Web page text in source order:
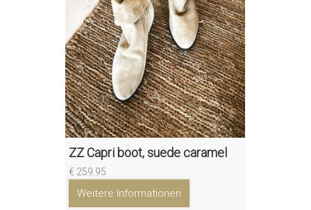
ZZ Capri boot, suede caramel
€ 259.95
Weitere Informationen